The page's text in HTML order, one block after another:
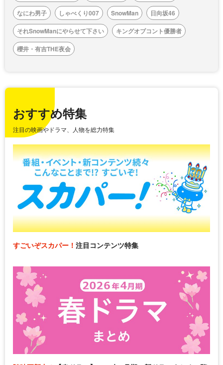
なにわ男子
しゃべくり007 SnowMan
日向坂46
それSnowManにやらせて下さい
キングオブコント優勝者
櫻井・有吉THE夜会
おすすめ特集
注目の映画やドラマ、人物を総力特集
すごいぞスカパー！ 注目コンテンツ特集